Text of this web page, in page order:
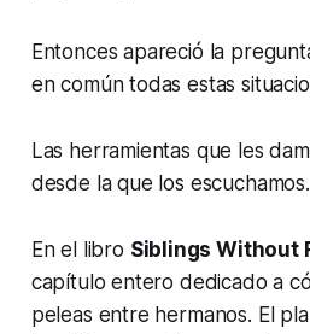
Entonces apareció la
en común todas estas
Las herramientas que les
desde la que los escuchamos.
En el libro Siblings Without
capítulo entero dedicado a
peleas entre hermanos. El